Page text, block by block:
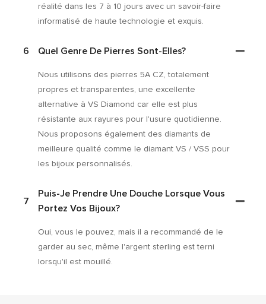
réalité dans les 7 à 10 jours avec un savoir-faire
informatisé de haute technologie et exquis.
6 Quel Genre De Pierres Sont-Elles?
Nous utilisons des pierres 5A CZ, totalement
propres et transparentes, une excellente
alternative à VS Diamond car elle est plus
résistante aux rayures pour l'usure quotidienne.
Nous proposons également des diamants de
meilleure qualité comme le diamant VS / VSS pour
les bijoux personnalisés.
7
Puis-Je Prendre Une Douche Lorsque Vous
Portez Vos Bijoux?
Oui, vous le pouvez, mais il a recommandé de le
garder au sec, même l'argent sterling est terni
lorsqu'il est mouillé.